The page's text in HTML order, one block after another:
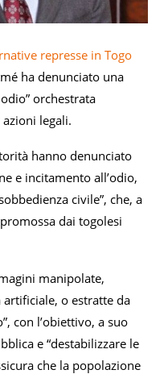
represse in Togo
ha denunciato una
orchestrata
legali.
hanno denunciato
e incitamento all’odio,
civile”, che, a
dai togolesi
manipolate,
artificiale, o estratte da
con l’obiettivo, a suo
e “destabilizzare le
che la popolazione